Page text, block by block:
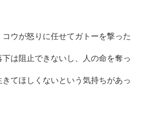
ウが怒りに任せてガトーを撃った
は阻止できないし、人の命を奪っ
てほしくないという気持ちがあっ